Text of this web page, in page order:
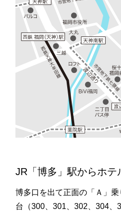
JR「博多」駅からホテ
博多口を出て正面の「Ａ」
台（300、301、302、304、